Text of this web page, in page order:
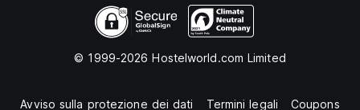
© 1999-2026 Hostelworld.com Limited
Avviso sulla protezione dei dati Termini legali Coupons